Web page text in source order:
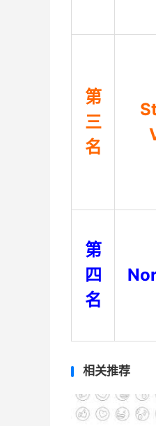
第
三
名
第
四
名
相关推荐